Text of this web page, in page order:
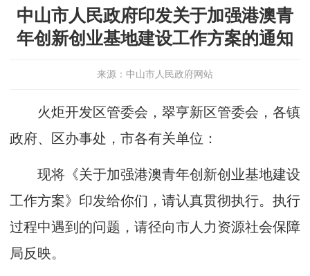
中山市人民政府印发关于加强港澳青
年创新创业基地建设工作方案的通知
来源：中山市人民政府网站
火炬开发区管委会，翠亨新区管委会，各镇
政府、区办事处，市各有关单位：
现将《关于加强港澳青年创新创业基地建设
工作方案》印发给你们，请认真贯彻执行。执行
过程中遇到的问题，请径向市人力资源社会保障
局反映。